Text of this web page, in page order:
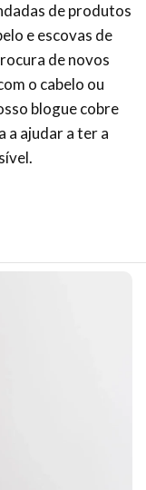
de produtos
e escovas de
de novos
o cabelo ou
blogue cobre
a ajudar a ter a